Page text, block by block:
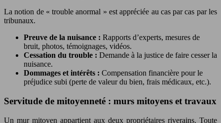
La notion de « trouble anormal » est appréciée au cas par cas par les
tribunaux.
Preuve de la nuisance : Rapports d’experts, mesures de
bruit, photos, témoignages, vidéos.
Cessation du trouble : Demande à la justice de faire cesser la
nuisance.
Dommages et intérêts : Compensation financière pour le
préjudice subi (perte de valeur du bien, frais médicaux, etc.).
Servitude de mitoyenneté : murs mitoyens et travaux
Un mur mitoyen appartient aux deux propriétaires riverains. Toute